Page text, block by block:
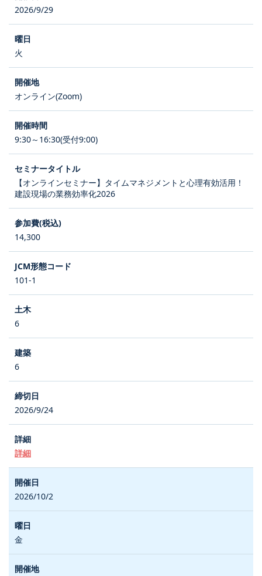
2026/9/29
火
オンライン(Zoom)
9:30～16:30(受付9:00)
【オンラインセミナー】タイムマネジメントと心理有効活用！
建設現場の業務効率化2026
14,300
101-1
6
6
2026/9/24
詳細
2026/10/2
金